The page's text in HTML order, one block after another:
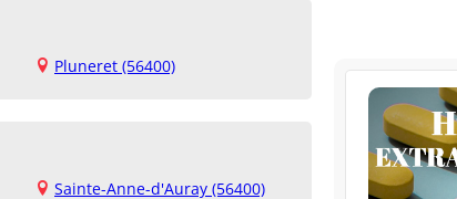
Pluneret (56400)
Sainte-Anne-d'Auray (56400)